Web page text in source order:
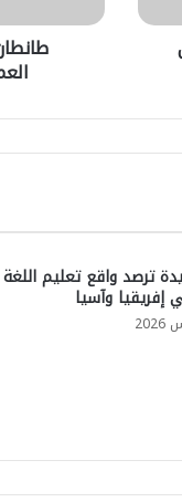
التحرير
ترصد واقع تعليم اللغة
إفريقيا وآسيا